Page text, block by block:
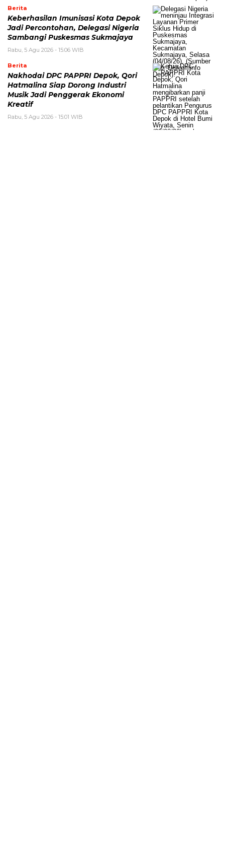
Berita
Keberhasilan Imunisasi Kota Depok
Jadi Percontohan, Delegasi Nigeria
Sambangi Puskesmas Sukmajaya
Rabu, 5 Agu 2026 - 15:06 WIB
Berita
Nakhodai DPC PAPPRI Depok, Qori
Hatmalina Siap Dorong Industri
Musik Jadi Penggerak Ekonomi
Kreatif
Rabu, 5 Agu 2026 - 15:01 WIB